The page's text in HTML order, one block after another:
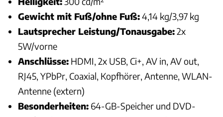
Gewicht mit Fuß/ohne Fuß:4,14 kg/3,97 kg
Lautsprecher Leistung/Tonausgabe:2x
5W/vorne
Anschlüsse: HDMI, 2x USB, Ci+, AV in, AV out,
RJ45, YPbPr, Coaxial, Kopfhörer, Antenne, WLAN-
Antenne (extern)
Besonderheiten: 64-GB-Speicher und DVD-